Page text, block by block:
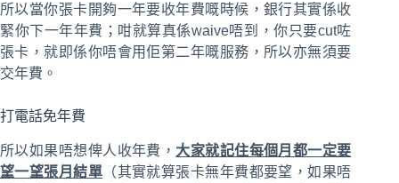
所以當你張卡開夠一年要收年費嘅時候，銀行其實係收
緊你下一年年費；咁就算真係waive唔到，你只要cut咗
張卡，就即係你唔會用佢第二年嘅服務，所以亦無須要
交年費。
打電話免年費
所以如果唔想俾人收年費， 大家就記住每個月都一定要
望一望張月結單 （其實就算張卡無年費都要望，如果唔